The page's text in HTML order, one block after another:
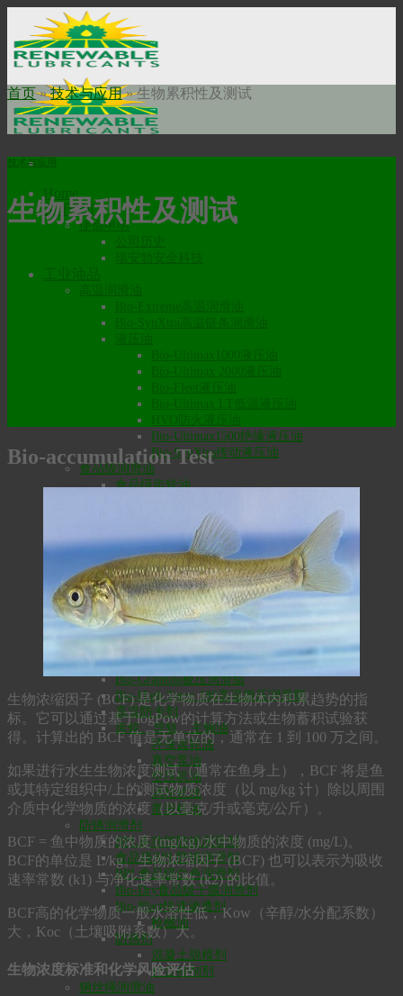
content
Home
关于我们
使命申明
Bio-Ultimax1500绝缘液压油
Bio-SynXtra传动液压油
食品级润滑油
食品级齿轮油
食品级通用润滑油
食品级脱模剂
食品级空压机/冷冻机油
食品级气动工具油
食品级零件清洗剂
食品级铝切削油
食品级金属冲压拉伸油
润滑脂
MaxxLife高温长效润滑脂
Bio-Graphite极压润滑脂
Bio-High Temp 180高温极压润滑脂
高温防卡剂
齿轮、导轨、主轴油
环保齿轮油
真空泵油
空压机油
涡轮机油
凿岩机油
防锈润滑剂
BPL多功能防锈润滑剂
食品级BPL防锈润滑剂
BPL食品级白色润滑剂
Bio-Dry食品级干膜润滑剂
Bio-Blast快速渗透剂
枪械油
防锈剂
混凝土脱模剂
粉尘抑制剂
钢丝绳润滑油
首页»技术与应用»生物累积性及测试
技术与应用
生物累积性及测试
Bio-accumulation Test
生物浓缩因子 (BCF) 是化学物质在生物体内积累趋势的指
标。它可以通过基于logPow的计算方法或生物蓄积试验获
得。计算出的 BCF 值是无单位的，通常在 1 到 100 万之间。
如果进行水生生物浓度测试（通常在鱼身上），BCF 将是鱼
或其特定组织中/上的测试物质浓度（以 mg/kg 计）除以周围
介质中化学物质的浓度（以毫克/升或毫克/公斤）。
BCF = 鱼中物质的浓度 (mg/kg)/水中物质的浓度 (mg/L)。
BCF的单位是 L/kg。生物浓缩因子 (BCF) 也可以表示为吸收
速率常数 (k1) 与净化速率常数 (k2) 的比值。
BCF高的化学物质一般水溶性低，Kow（辛醇/水分配系数）
大，Koc（土壤吸附系数）大。
生物浓度标准和化学风险评估